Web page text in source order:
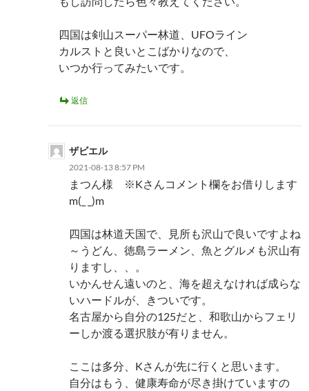
四国は剣山スーパー林道、UFOライン
カルストと良いとこばかりなので、
いつか行ってみたいです。
返信
ザビエル
2021-08-13 8:57 PM
まつん様 ※Kさんコメント欄をお借りします
m(_ _)m
四国は林道天国で、見所も沢山で良いですよね
～うどん、徳島ラーメン、魚とグルメも沢山有
りますし、、。
いかんせん遠いのと、海を超えなければ成らな
いハードルが、きついです。
名古屋から自分の125だと、和歌山からフェリ
ーしか渡る選択肢が有りません。
ここは多分、Kさんが先に行くと思います。
自分はもう、健康寿命が尽き掛けていますの